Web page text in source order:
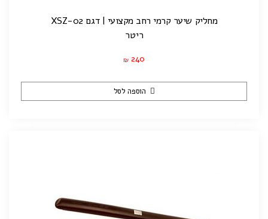
מחליק שיער קרמי רחב מקצועי | דגם XSZ-02
ריטר
₪ 240
הוספה לסל